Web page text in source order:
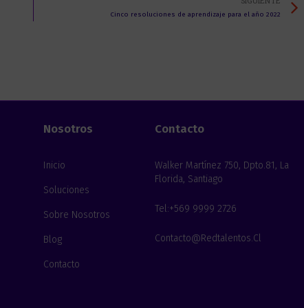
Cinco resoluciones de aprendizaje para el año 2022
Nosotros
Inicio
Soluciones
Sobre Nosotros
Blog
Contacto
Contacto
Walker Martínez 750, Dpto.81, La
Florida, Santiago
Tel:+569 9999 2726
Contacto@redtalentos.cl